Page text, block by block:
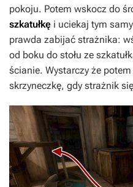
pokoju. Potem wskocz do
szkatułkę i uciekaj tym
prawda zabijać strażnika:
od boku do stołu ze
ścianie. Wystarczy że
skrzyneczkę, gdy strażnik